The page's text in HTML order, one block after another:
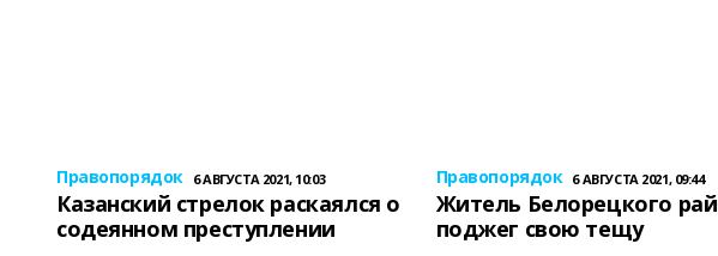
Правопорядок 6 АВГУСТА 2021, 10:03
Казанский стрелок раскаялся о
содеянном преступлении
Правопорядок 6 АВГУСТА 2021, 09:44
Житель Белорецкого
поджег свою тещу